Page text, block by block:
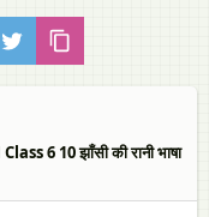
6 10 झाँसी की रानी भाषा